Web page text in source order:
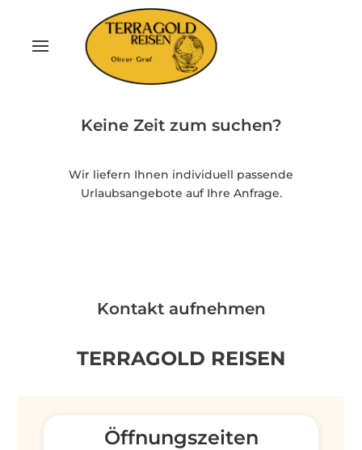
Keine Zeit zum suchen?
Wir liefern Ihnen individuell passende
Urlaubsangebote auf Ihre Anfrage.
Kontakt aufnehmen
TERRAGOLD REISEN
Öffnungszeiten